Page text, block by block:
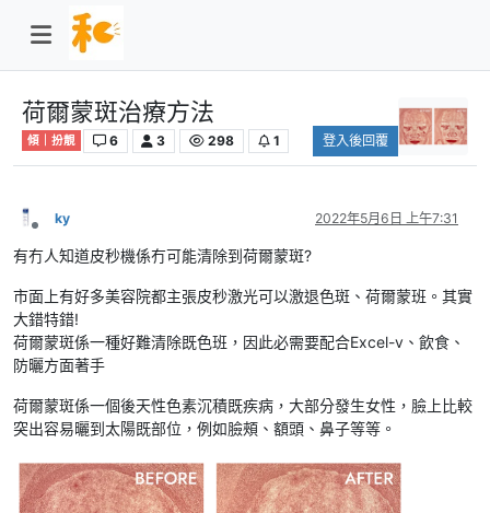
荷爾蒙斑治療方法​
傾｜扮靚 6 3 298 1 登入後回覆
離線
ky 2022年5月6日 上午7:31
有冇人知道皮秒機係冇可能清除到荷爾蒙斑?
市面上有好多美容院都主張皮秒激光可以激退色斑、荷爾蒙班。其實
大錯特錯!
荷爾蒙斑係一種好難清除既色班，因此必需要配合Excel-v、飲食、
防曬方面著手
荷爾蒙斑係一個後天性色素沉積既疾病，大部分發生女性，臉上比較
突出容易曬到太陽既部位，例如臉頰、額頭、鼻子等等。